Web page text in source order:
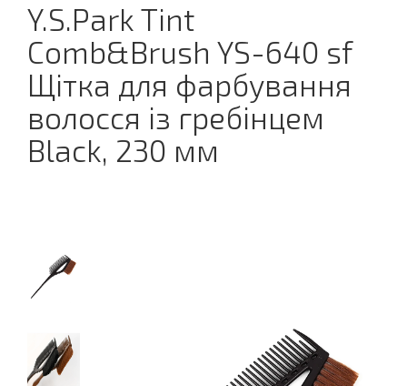
Y.S.Park Tint
Comb&Brush YS-640 sf
Щітка для фарбування
волосся із гребінцем
Black, 230 мм